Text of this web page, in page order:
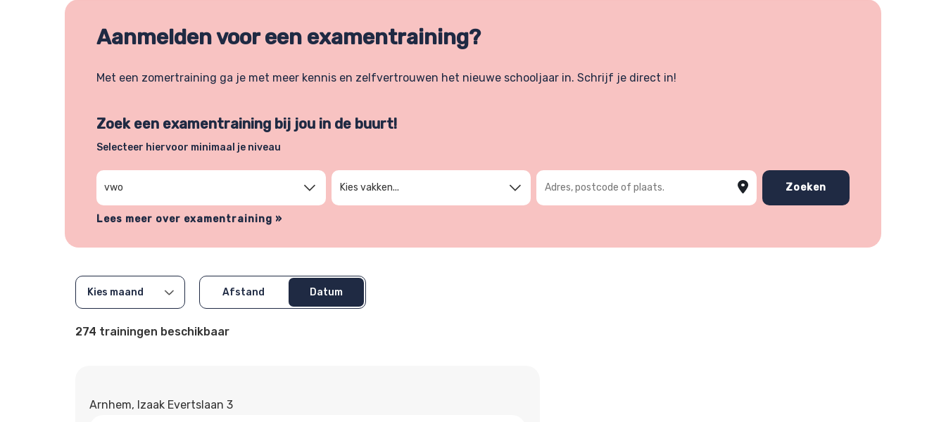
Aanmelden voor een examentraining?
Met een zomertraining ga je met meer kennis en zelfvertrouwen het nieuwe schooljaar in. Schrijf je direct in!
Zoek een examentraining bij jou in de buurt!
Selecteer hiervoor minimaal je niveau
Kies niveau
Kies vakken...
Adres, postcode of plaats
Zoeken
Lees meer over examentraining »
Afstand Datum
274 trainingen beschikbaar
Arnhem, Izaak Evertslaan 3